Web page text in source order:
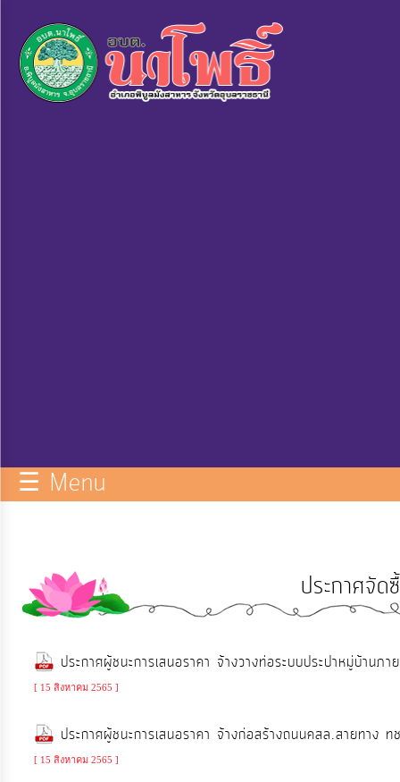
หน้า
หลัก
ITA
e-
Service
Q&A
☰ Menu
ประกาศจั
ประกาศผู้ชนะการเสนอราคา จ้างวางท่อระบบประปาหมู่บ้านภ
[ 15 สิงหาคม 2565 ]
ประกาศผู้ชนะการเสนอราคา จ้างก่อสร้างถนนคสล.สายทา
[ 15 สิงหาคม 2565 ]